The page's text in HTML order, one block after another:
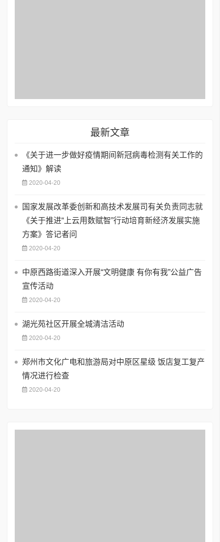
最新文章
《关于进一步做好疫情期间新冠病毒检测有关工作的
通知》解读
2020-04-20
国家发展改革委创新和高技术发展司有关负责同志就
《关于推进“上云用数赋智”行动培育新经济发展实施
方案》答记者问
2020-04-20
中原西路街道深入开展“文明健康 有你有我”公益广告
宣传活动
2020-04-20
湖光苑社区开展全城清洁活动
2020-04-20
郑州市文化广电和旅游局对中原区星级 饭店复工复产
情况进行检查
2020-04-20